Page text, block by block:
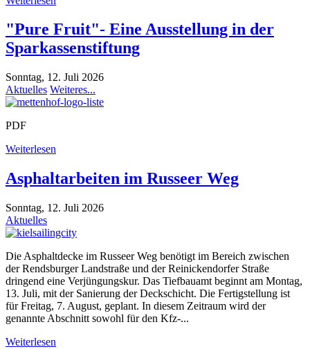
"Pure Fruit"- Eine Ausstellung in der
Sparkassenstiftung
Sonntag, 12. Juli 2026
Aktuelles Weiteres...
PDF
Weiterlesen
Asphaltarbeiten im Russeer Weg
Sonntag, 12. Juli 2026
Aktuelles
Die Asphaltdecke im Russeer Weg benötigt im Bereich zwischen
der Rendsburger Landstraße und der Reinickendorfer Straße
dringend eine Verjüngungskur. Das Tiefbauamt beginnt am Montag,
13. Juli, mit der Sanierung der Deckschicht. Die Fertigstellung ist
für Freitag, 7. August, geplant. In diesem Zeitraum wird der
genannte Abschnitt sowohl für den Kfz-...
Weiterlesen